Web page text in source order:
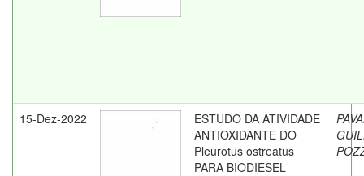
15-Dez-2022
ESTUDO DA ATIVIDADE
ANTIOXIDANTE DO
Pleurotus ostreatus
PARA BIODIESEL